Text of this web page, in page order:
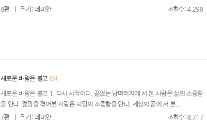
8편
작가: 데미안 조회수: 4,298
새로운 바람은 불고 (3)
새로운 바람은 불고 1. 다시 시작이다. 끝없는 낭떠러지에 서 본 사람은 삶의 소중함
을 안다. 절망을 겪어본 사람은 희망의 소중함을 안다. 세상의 끝에 서 본...
7편
작가: 데미안 조회수: 8,717